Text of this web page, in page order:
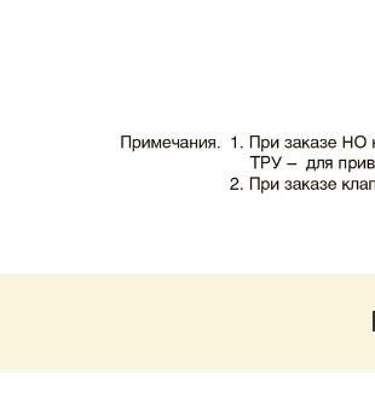
Размер: 503.71 Кб
Характеристики и